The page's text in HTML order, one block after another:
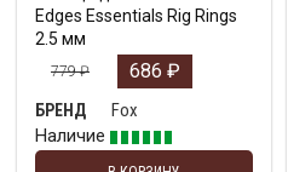
Edges Essentials Rig Rings
2.5 мм
779₽ 686 ₽
БРЕНД
Fox
Наличие